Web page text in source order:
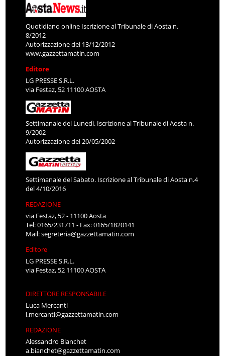
Quotidiano online Iscrizione al Tribunale di Aosta n.
8/2012
Autorizzazione del 13/12/2012
www.gazzettamatin.com
Editore
LG PRESSE S.R.L.
via Festaz, 52 11100 AOSTA
Settimanale del Lunedì. Iscrizione al Tribunale di Aosta n.
9/2002
Autorizzazione del 20/05/2002
Settimanale del Sabato. Iscrizione al Tribunale di Aosta n.4
del 4/10/2016
REDAZIONE
via Festaz, 52 - 11100 Aosta
Tel: 0165/231711 - Fax: 0165/1820141
Mail:segreteria@gazzettamatin.com
Editore
LG PRESSE S.R.L.
via Festaz, 52 11100 AOSTA
DIRETTORE RESPONSABILE
Luca Mercanti
l.mercanti@gazzettamatin.com
REDAZIONE
Alessandro Bianchet
a.bianchet@gazzettamatin.com